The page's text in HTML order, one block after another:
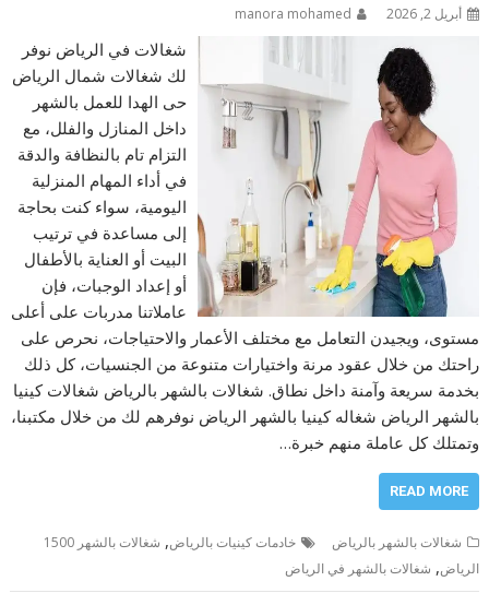
أبريل 2, 2026 manora mohamed
شغالات في الرياض نوفر
لك شغالات شمال الرياض
حى الهدا للعمل بالشهر
داخل المنازل والفلل، مع
التزام تام بالنظافة والدقة
في أداء المهام المنزلية
اليومية، سواء كنت بحاجة
إلى مساعدة في ترتيب
البيت أو العناية بالأطفال
أو إعداد الوجبات، فإن
عاملاتنا مدربات على أعلى
مستوى، ويجيدن التعامل مع مختلف الأعمار والاحتياجات، نحرص على
راحتك من خلال عقود مرنة واختيارات متنوعة من الجنسيات، كل ذلك
بخدمة سريعة وآمنة داخل نطاق. شغالات بالشهر بالرياض شغالات كينيا
بالشهر الرياض شغاله كينيا بالشهر الرياض نوفرهم لك من خلال مكتبنا،
وتمتلك كل عاملة منهم خبرة…
READ MORE
شغالات بالشهر بالرياض خادمات كينيات بالرياض,
شغالات بالشهر 1500
الرياض, شغالات بالشهر في الرياض